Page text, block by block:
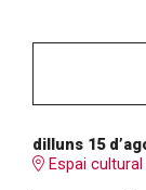
dilluns 15
Espai cultural